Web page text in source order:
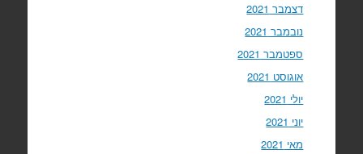
דצמבר 2021
נובמבר 2021
ספטמבר 2021
אוגוסט 2021
יולי 2021
יוני 2021
מאי 2021